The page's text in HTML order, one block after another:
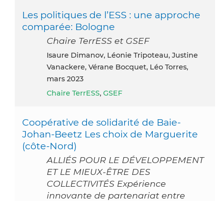
Les politiques de l’ESS : une approche
comparée: Bologne
Chaire TerrESS et GSEF
Isaure Dimanov, Léonie Tripoteau, Justine
Vanackere, Vérane Bocquet, Léo Torres,
mars 2023
Chaire TerrESS, GSEF
Coopérative de solidarité de Baie-
Johan-Beetz Les choix de Marguerite
(côte-Nord)
ALLIÉS POUR LE DÉVELOPPEMENT
ET LE MIEUX-ÊTRE DES
COLLECTIVITÉS Expérience
innovante de partenariat entre